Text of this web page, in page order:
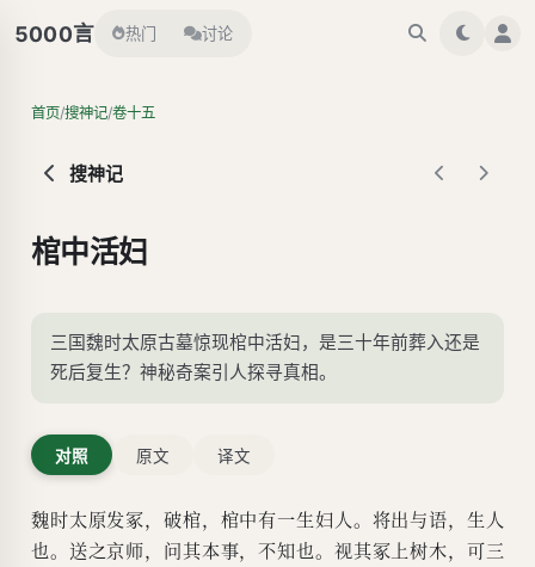
5000言 热门 讨论
首页/搜神记/卷十五
搜神记
棺中活妇
三国魏时太原古墓惊现棺中活妇，是三十年前葬入还是
死后复生？神秘奇案引人探寻真相。
对照 原文 译文
魏时太原发冢，破棺，棺中有一生妇人。将出与语，生人
也。送之京师，问其本事，不知也。视其冢上树木，可三